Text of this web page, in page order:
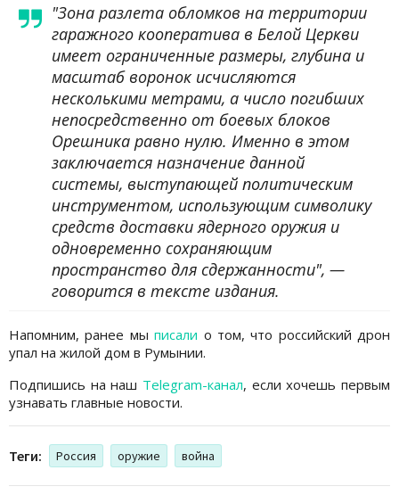
"Зона разлета обломков на территории
гаражного кооператива в Белой Церкви
имеет ограниченные размеры, глубина и
масштаб воронок исчисляются
несколькими метрами, а число погибших
непосредственно от боевых блоков
Орешника равно нулю. Именно в этом
заключается назначение данной
системы, выступающей политическим
инструментом, использующим символику
средств доставки ядерного оружия и
одновременно сохраняющим
пространство для сдержанности", —
говорится в тексте издания.
Напомним, ранее мыписали о том, что российский дрон
упал на жилой дом в Румынии.
Подпишись на наш Telegram-канал, если хочешь первым
узнавать главные новости.
Теги: Россия оружие война